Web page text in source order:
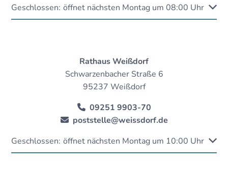
Klicken, um weitere Öffnungs- oder Schließzeiten
Geschlossen: öffnet nächsten Montag um 08:00 Uhr
Rathaus Weißdorf
Schwarzenbacher Straße 6
95237 Weißdorf
09251 9903-70
poststelle@weissdorf.de
Klicken, um weitere Öffnungs- oder Schließzeiten
Geschlossen: öffnet nächsten Montag um 10:00 Uhr